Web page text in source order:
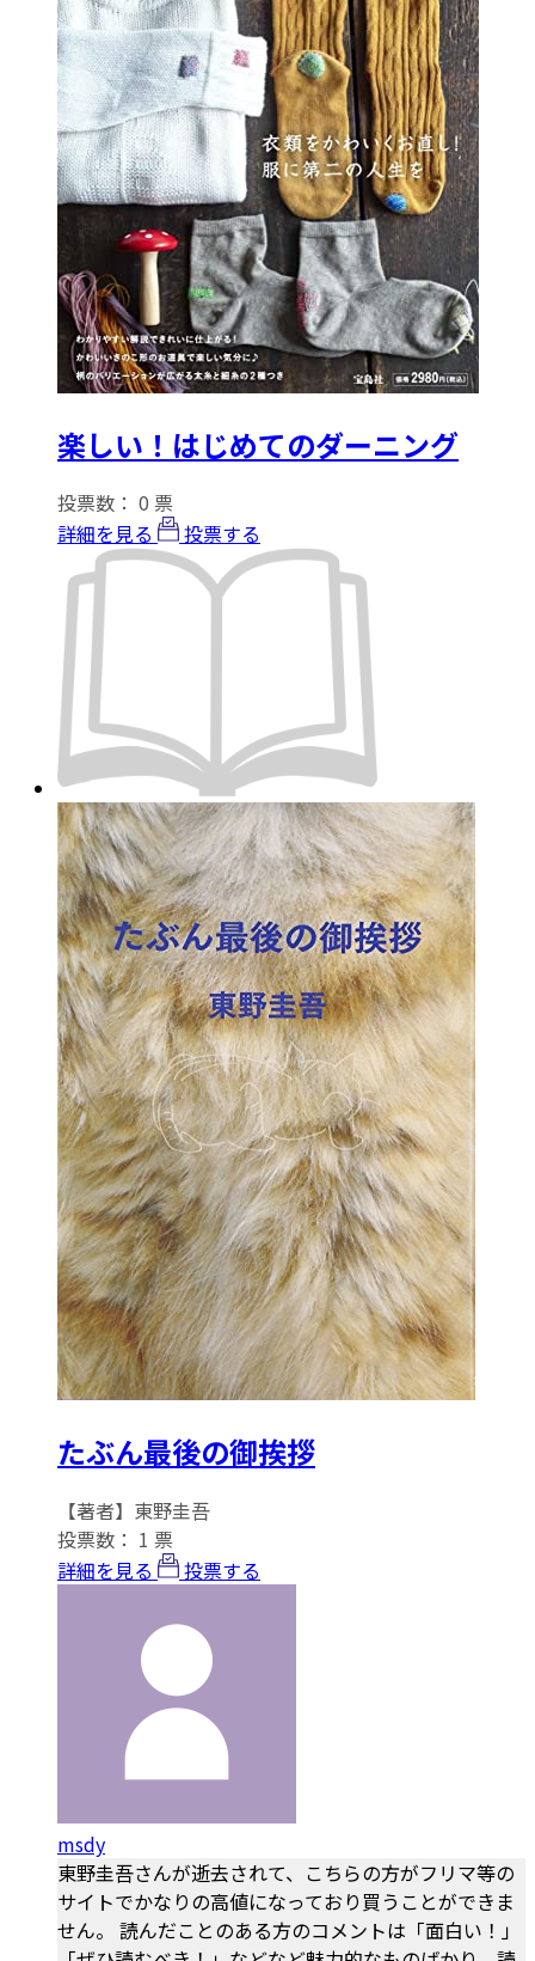
楽しい！はじめてのダーニング
投票数： 0 票
詳細を見る
投票する
たぶん最後の御挨拶
【著者】東野圭吾
投票数： 1 票
詳細を見る
投票する
msdy
東野圭吾さんが逝去されて、こちらの方がフリマ等の
サイトでかなりの高値になっており買うことができま
せん。 読んだことのある方のコメントは「面白い！」